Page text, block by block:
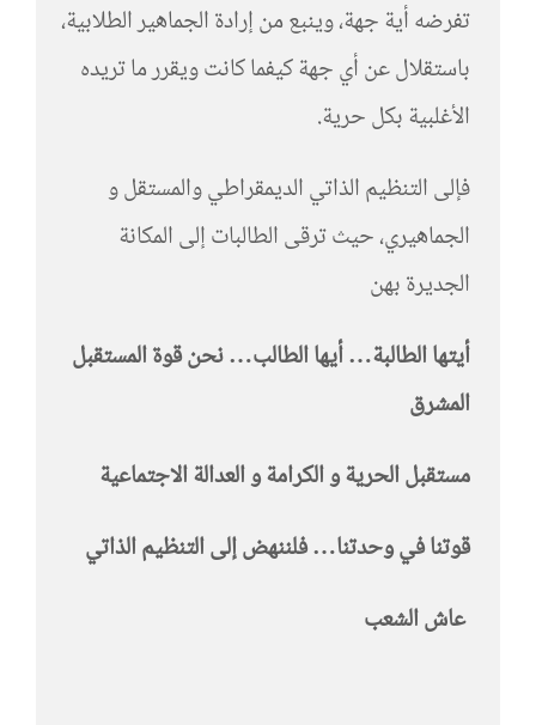
تفرضه أية جهة، وينبع من إرادة الجماهير الطلابية،
باستقلال عن أي جهة كيفما كانت ويقرر ما تريده
الأغلبية بكل حرية.
فإلى التنظيم الذاتي الديمقراطي والمستقل و
الجماهيري، حيث ترقى الطالبات إلى المكانة
الجديرة بهن
أيتها الطالبة… أيها الطالب… نحن قوة المستقبل
المشرق
مستقبل الحرية و الكرامة و العدالة الاجتماعية
قوتنا في وحدتنا… فلننهض إلى التنظيم الذاتي
عاش الشعب